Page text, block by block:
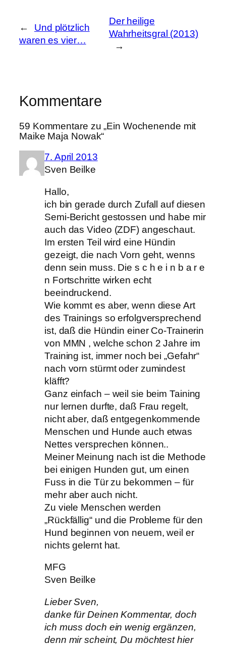
←
Und plötzlich
waren es vier…
Der heilige
Wahrheitsgral (2013)
→
Kommentare
59 Kommentare zu „Ein Wochenende mit
Maike Maja Nowak“
7. April 2013
Sven Beilke
Hallo,
ich bin gerade durch Zufall auf diesen
Semi-Bericht gestossen und habe mir
auch das Video (ZDF) angeschaut.
Im ersten Teil wird eine Hündin
gezeigt, die nach Vorn geht, wenns
denn sein muss. Die s c h e i n b a r e
n Fortschritte wirken echt
beeindruckend.
Wie kommt es aber, wenn diese Art
des Trainings so erfolgversprechend
ist, daß die Hündin einer Co-Trainerin
von MMN , welche schon 2 Jahre im
Training ist, immer noch bei „Gefahr“
nach vorn stürmt oder zumindest
kläfft?
Ganz einfach – weil sie beim Taining
nur lernen durfte, daß Frau regelt,
nicht aber, daß entgegenkommende
Menschen und Hunde auch etwas
Nettes versprechen können..
Meiner Meinung nach ist die Methode
bei einigen Hunden gut, um einen
Fuss in die Tür zu bekommen – für
mehr aber auch nicht.
Zu viele Menschen werden
„Rückfällig“ und die Probleme für den
Hund beginnen von neuem, weil er
nichts gelernt hat.
MFG
Sven Beilke
Lieber Sven,
danke für Deinen Kommentar, doch
ich muss doch ein wenig ergänzen,
denn mir scheint, Du möchtest hier